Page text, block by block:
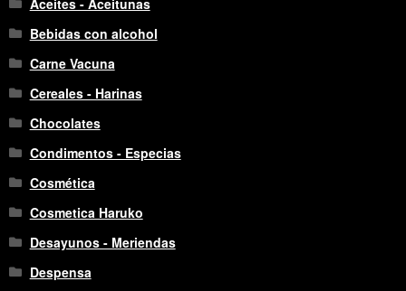
Bebidas con alcohol
Carne Vacuna
Cereales - Harinas
Chocolates
Condimentos - Especias
Cosmética
Cosmetica Haruko
Desayunos - Meriendas
Despensa